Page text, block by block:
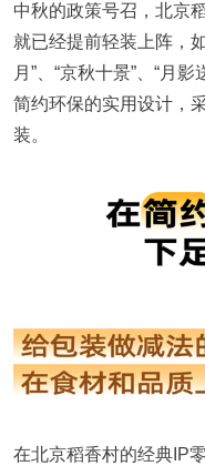
中秋的政策号召，北京
就已经提前轻装上阵，
月”、“京秋十景”、“月
简约环保的实用设计，
装。
在北京稻香村的经典IP